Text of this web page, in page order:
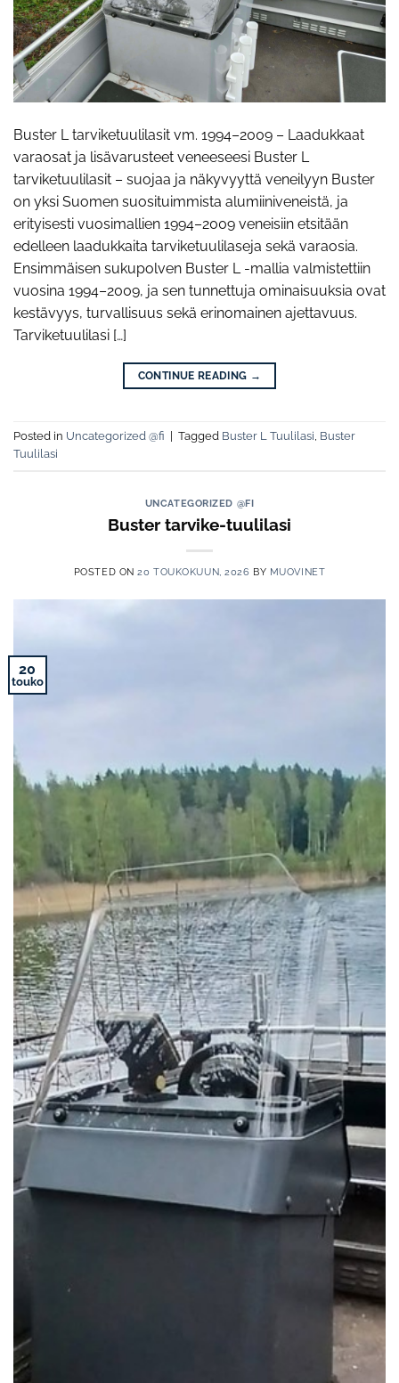
Buster L tarviketuulilasit vm. 1994–2009 – Laadukkaat
varaosat ja lisävarusteet veneeseesi Buster L
tarviketuulilasit – suojaa ja näkyvyyttä veneilyyn Buster
on yksi Suomen suosituimmista alumiiniveneistä, ja
erityisesti vuosimallien 1994–2009 veneisiin etsitään
edelleen laadukkaita tarviketuulilaseja sekä varaosia.
Ensimmäisen sukupolven Buster L -mallia valmistettiin
vuosina 1994–2009, ja sen tunnettuja ominaisuuksia ovat
kestävyys, turvallisuus sekä erinomainen ajettavuus.
Tarviketuulilasi […]
CONTINUE READING →
Posted in Uncategorized @fi Tagged Buster L Tuulilasi, Buster
Tuulilasi
UNCATEGORIZED @FI
Buster tarvike-tuulilasi
POSTED ON20 TOUKOKUUN, 2026 BY MUOVINET
20
touko